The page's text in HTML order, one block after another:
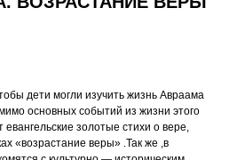
дети могли изучить жизнь Авраама
основных событий из жизни этого
золотые стихи о вере,
«возрастание веры» .Так же ,в